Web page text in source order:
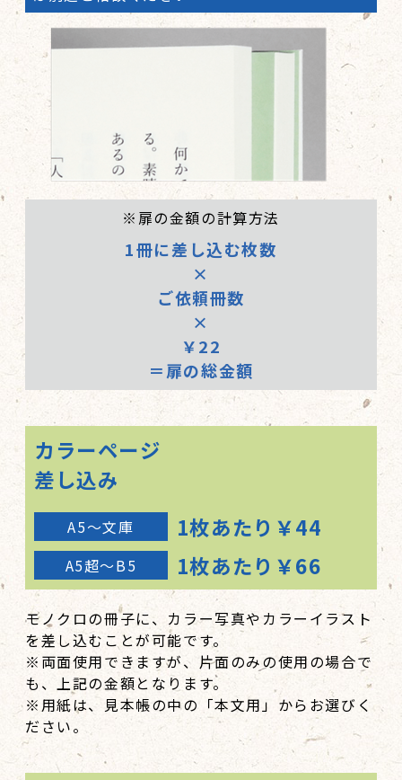
カバー＋帯 248,000
※扉の金額の計算方法
1冊に差し込む枚数
×
ご依頼冊数
×
￥22
＝扉の総金額
カラーページ
差し込み
A5～文庫 1枚あたり￥44
A5超～B5 1枚あたり￥66
モノクロの冊子に、カラー写真やカラーイラスト
を差し込むことが可能です。
※両面使用できますが、片面のみの使用の場合で
も、上記の金額となります。
※用紙は、見本帳の中の「本文用」からお選びく
ださい。